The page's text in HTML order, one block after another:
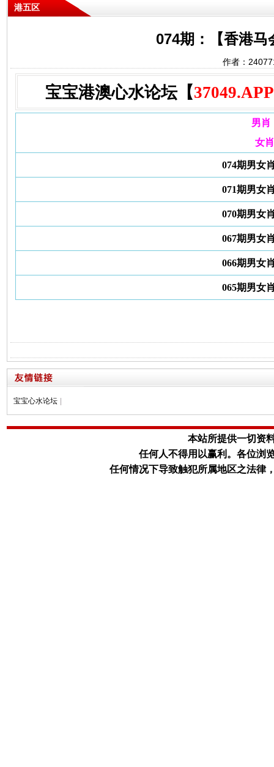
港五区
074期：【香港
作者：
宝宝港澳心水论坛【37049.APP
男肖
女
074期男女
071期男女
070期男女
067期男女
066期男女
065期男女
宝宝心水论坛
本站所提供一切资
任何人不得用以赢利。 各位浏
任何情况下导致触犯所属地区之法律